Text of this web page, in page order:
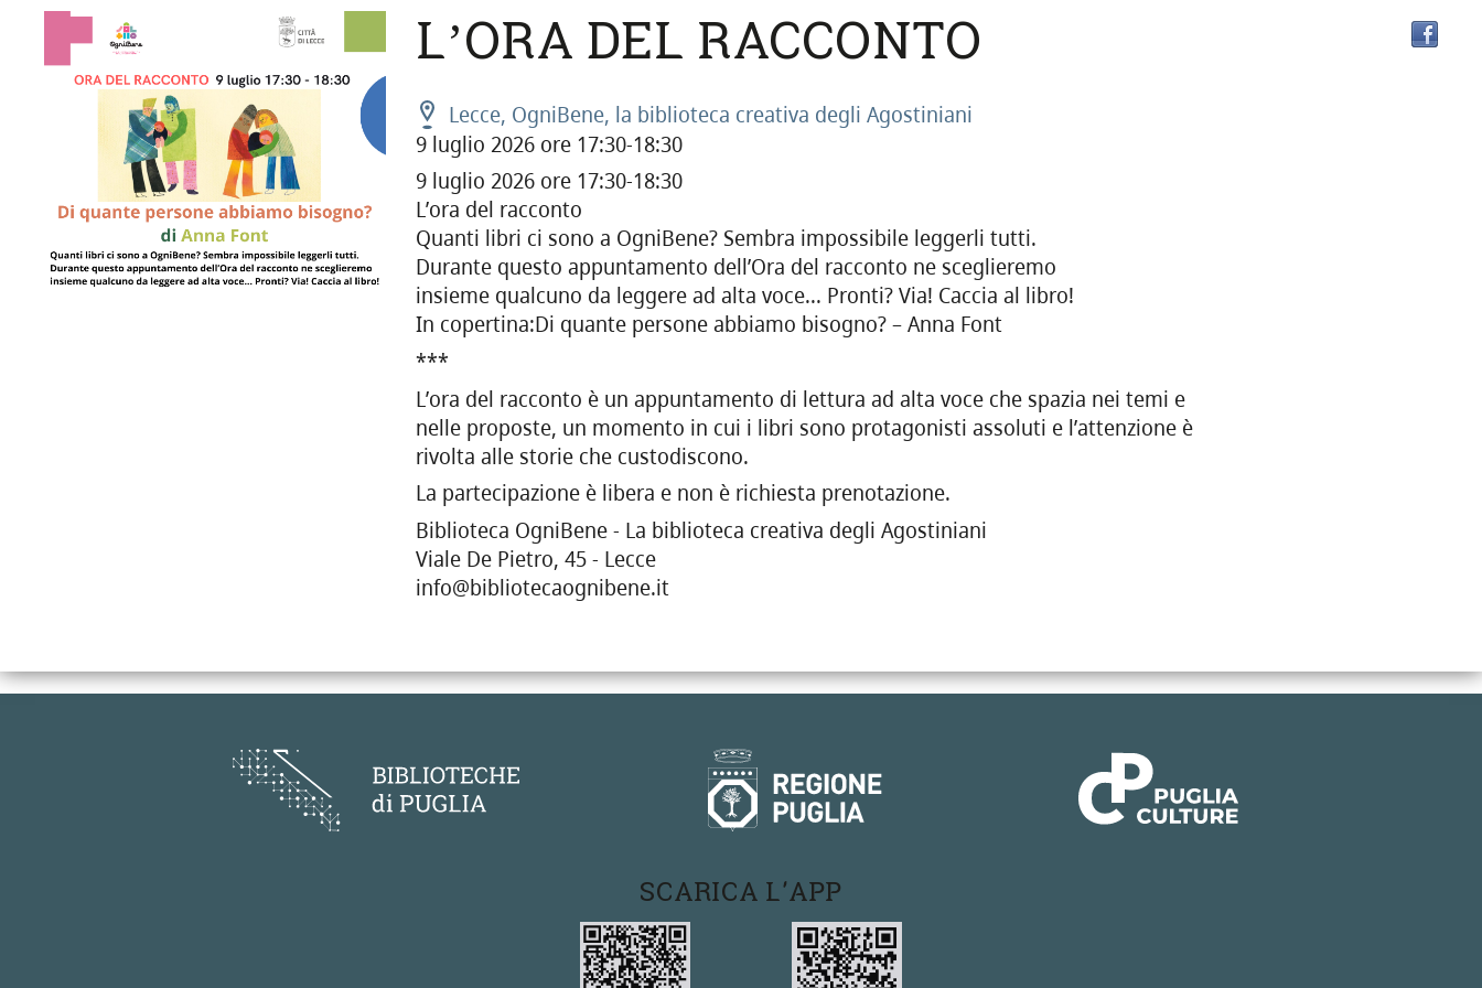
L’ORA DEL RACCONTO
Lecce, OgniBene, la biblioteca creativa degli Agostiniani
9 luglio 2026 ore 17:30-18:30
9 luglio 2026 ore 17:30-18:30
L’ora del racconto
Quanti libri ci sono a OgniBene? Sembra impossibile leggerli tutti.
Durante questo appuntamento dell’Ora del racconto ne sceglieremo
insieme qualcuno da leggere ad alta voce... Pronti? Via! Caccia al libro!
In copertina:Di quante persone abbiamo bisogno? – Anna Font
***
L’ora del racconto è un appuntamento di lettura ad alta voce che spazia nei temi e
nelle proposte, un momento in cui i libri sono protagonisti assoluti e l’attenzione è
rivolta alle storie che custodiscono.
La partecipazione è libera e non è richiesta prenotazione.
Biblioteca OgniBene - La biblioteca creativa degli Agostiniani
Viale De Pietro, 45 - Lecce
info@bibliotecaognibene.it
SCARICA L'APP